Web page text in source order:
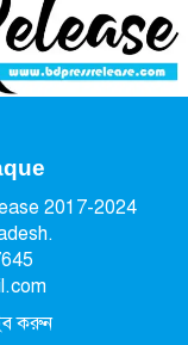
2017-2024
করুন